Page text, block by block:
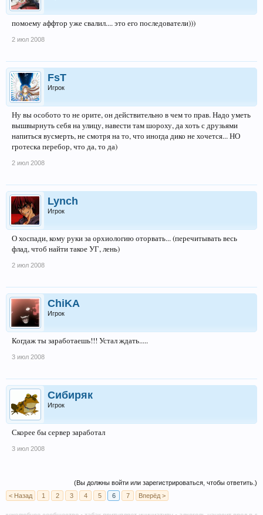
помоему аффтор уже свалил.... это его последователи)))
2 июл 2008
FsT
Игрок
Ну вы особото то не орите, он действительно в чем то прав. Надо уметь
вышвырнуть себя на улицу, навести там шороху, да хоть с друзьями
напиться вусмерть, не смотря на то, что иногда дико не хочется... НО
гротеска перебор, что да, то да)
2 июл 2008
Lynch
Игрок
О хоспади, кому руки за орхиологию оторвать... (перечитывать весь
флад, чтоб найти такое УГ, лень)
2 июл 2008
ChiKA
Игрок
Когдаж ты заработаешь!!! Устал ждать.....
3 июл 2008
Сибиряк
Игрок
Скорее бы сервер заработал
3 июл 2008
(Вы должны войти или зарегистрироваться, чтобы ответить.)
< Назад
1 2 3 4 5 6 7 Вперёд >